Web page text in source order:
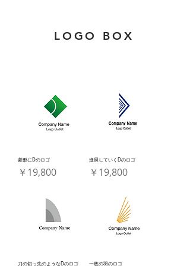
LOGO BOX
菱形にDのロゴ
価格
￥19,800
進展していくDのロゴ
価格
￥19,800
刀の切っ先のようなDのロゴ 一枚の羽のロゴ